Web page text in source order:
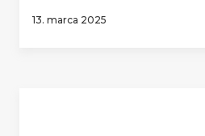
13. marca 2025